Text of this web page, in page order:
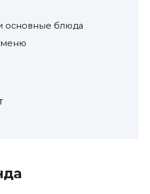
основные блюда
меню